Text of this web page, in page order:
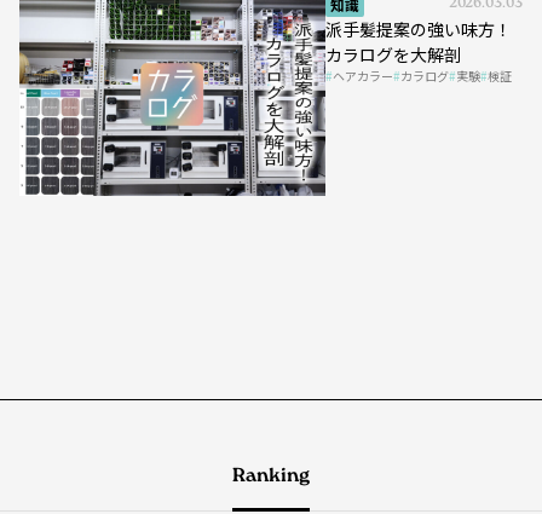
知識 2026.03.03
派手髪提案の強い味方！
カラログを大解剖
ヘアカラー カラログ 実験 検証
Ranking